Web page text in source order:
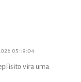
05:19:04
vira uma